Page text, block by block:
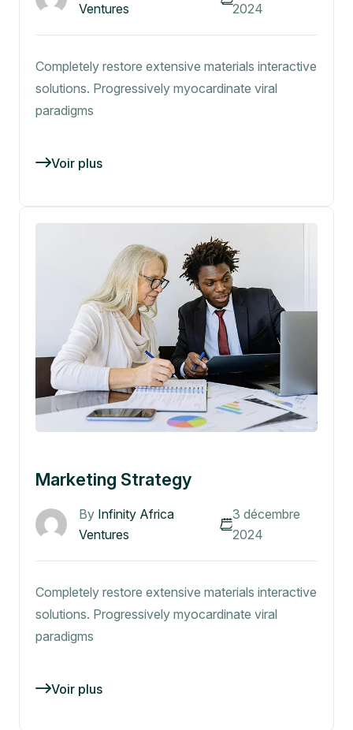
Ventures
2024
Completely restore extensive materials interactive
solutions. Progressively myocardinate viral
paradigms
Voir plus
Marketing Strategy
By Infinity Africa
Ventures
3 décembre
2024
Completely restore extensive materials interactive
solutions. Progressively myocardinate viral
paradigms
Voir plus